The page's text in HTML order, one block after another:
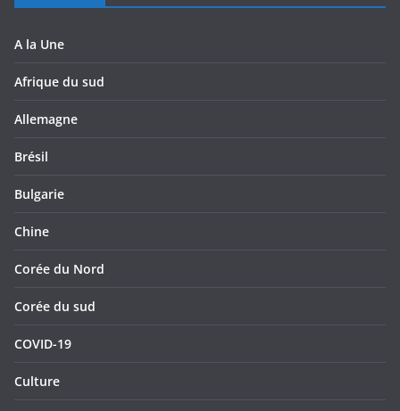
A la Une
Afrique du sud
Allemagne
Brésil
Bulgarie
Chine
Corée du Nord
Corée du sud
COVID-19
Culture